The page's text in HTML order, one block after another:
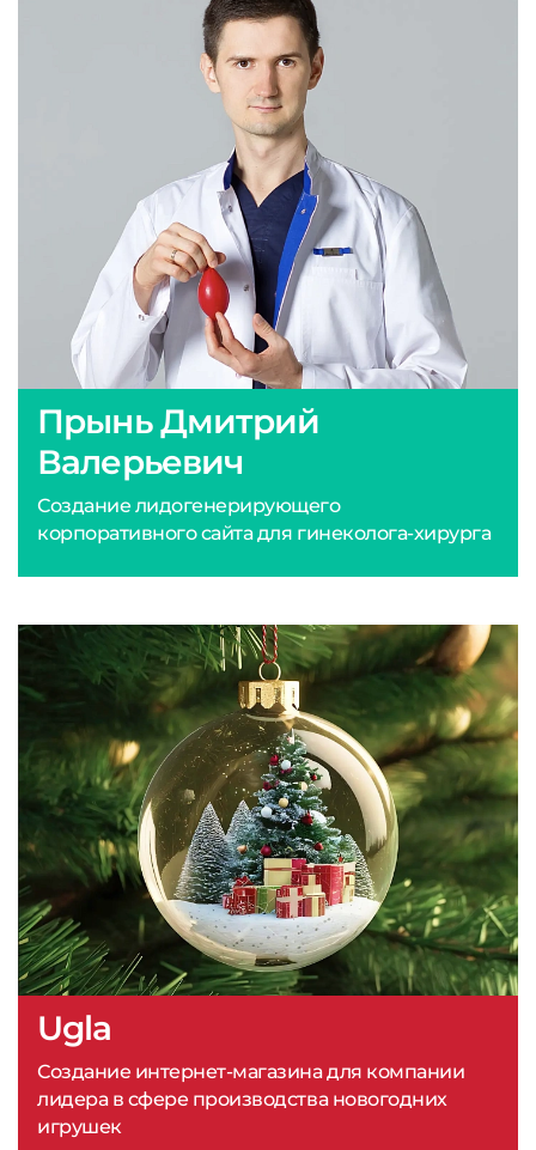
Ugla
Создание интернет-магазина для компании
лидера в сфере производства новогодних
игрушек
Прынь Дмитрий
Валерьевич
Создание лидогенерирующего
корпоративного сайта для гинеколога-хирурга